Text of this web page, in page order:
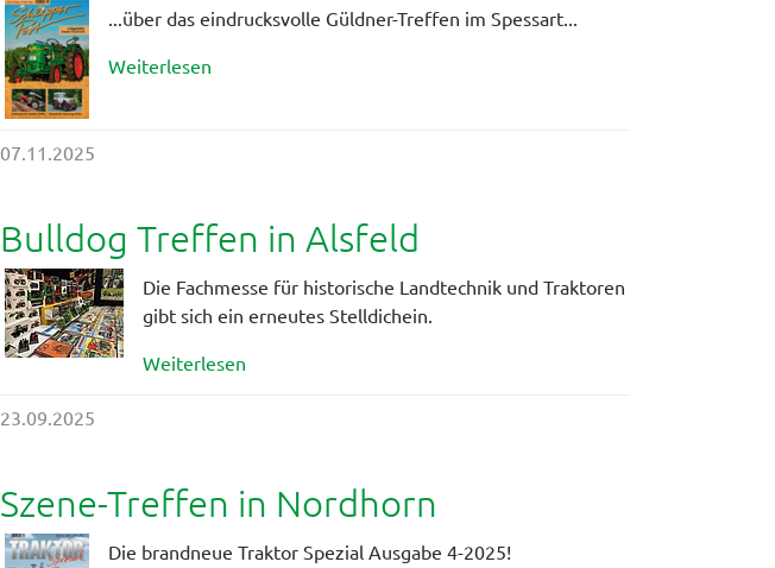
...über das eindrucksvolle Güldner-Treffen im Spessart...
Weiterlesen
07.11.2025
Bulldog Treffen in Alsfeld
Die Fachmesse für historische Landtechnik und Traktoren
gibt sich ein erneutes Stelldichein.
Weiterlesen
23.09.2025
Szene-Treffen in Nordhorn
Die brandneue Traktor Spezial Ausgabe 4-2025!